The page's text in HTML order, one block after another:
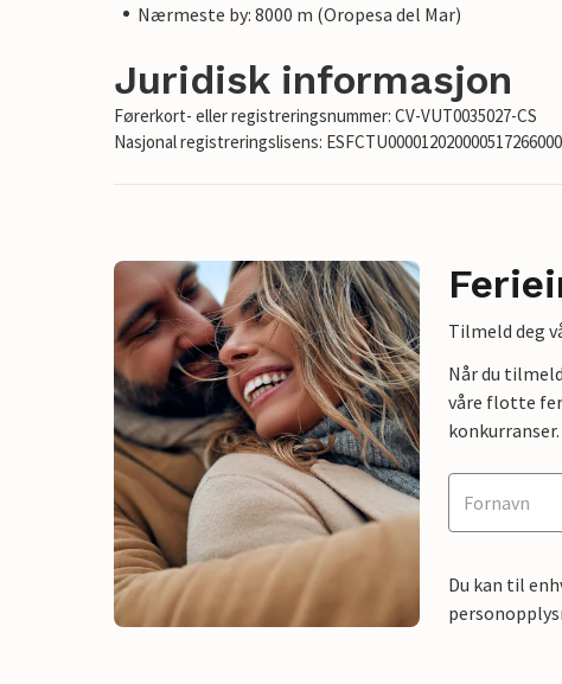
Nærmeste by: 8000 m (Oropesa del Mar)
Juridisk informasjon
Førerkort- eller registreringsnummer: CV-VUT0035027-CS
Nasjonal registreringslisens:
Tilmeld deg
Når du
våre flotte
konkurranser.
Du kan til